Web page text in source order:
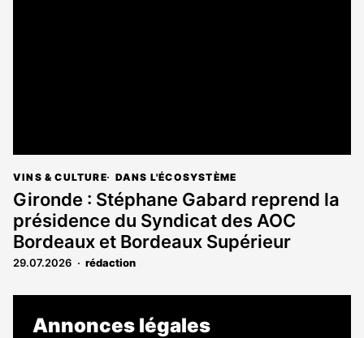
VINS & CULTURE DANS L'ÉCOSYSTÈME
Gironde : Stéphane Gabard reprend la
présidence du Syndicat des AOC
Bordeaux et Bordeaux Supérieur
29.07.2026 rédaction
Annonces légales